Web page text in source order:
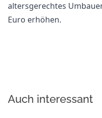
altersgerechtes
Euro erhöhen.
Auch interessant